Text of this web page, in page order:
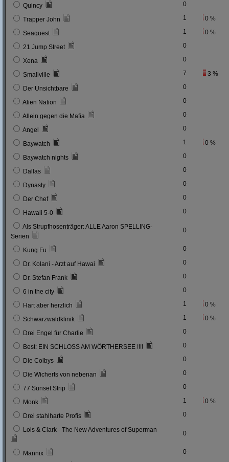
Quincy 0
Trapper John 1 0 %
Seaquest 1 0 %
21 Jump Street 0
Xena 0
Smallville 7 3 %
Der Unsichtbare 0
Alien Nation 0
Allein gegen die Mafia 0
Angel 0
Baywatch 1 0 %
Baywatch nights 0
Dallas 0
Dynasty 0
Der Chef 0
Hawaii 5-0 0
Als Strupfhosenträger: ALLE Aaron SPELLING-
Serien
0
Kung Fu 0
Dr. Kolani - Arzt auf Hawai 0
Dr. Stefan Frank 0
6 in the city 0
Hart aber herzlich 1 0 %
Schwarzwaldklinik 1 0 %
Drei Engel für Charlie 0
Best: EIN SCHLOSS AM WÖRTHERSEE !!!! 0
Die Colbys 0
Die Wicherts von nebenan 0
77 Sunset Strip 0
Monk 1 0 %
Drei stahlharte Profis 0
Lois & Clark - The New Adventures of Superman 0
Mannix 0